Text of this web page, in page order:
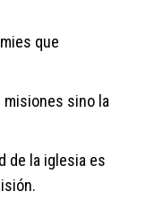
que
misiones sino la
de la iglesia es